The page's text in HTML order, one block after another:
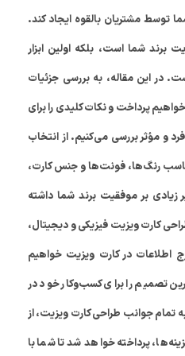
توسط مشتریان بالقوه ایجاد کند.
برند شما است، بلکه اولین ابزار
در این مقاله، به بررسی جزئیات
پرداخت و نکات کلیدی را برای
و مؤثر بررسی می‌کنیم. از انتخاب
رنگ‌ها، فونت‌ها و جنس کارت،
زیادی بر موفقیت برند شما داشته
کارت ویزیت فیزیکی و دیجیتال،
اطلاعات در کارت ویزیت خواهیم
تصمیم را برای کسب‌وکار خود در
تمام جوانب طراحی کارت ویزیت، از
پرداخته خواهد شد تا شما با